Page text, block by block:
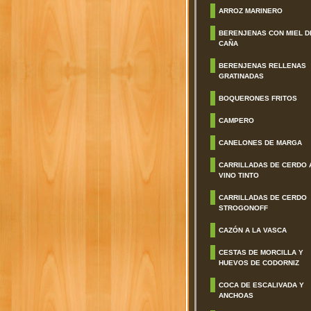
ARROZ MARINERO
BERENJENAS CON MIEL
CAÑA
BERENJENAS RELLENAS
GRATINADAS
BOQUERONES FRITOS
CAMPERO
CANELONES DE MARGA
CARRILLADAS DE CERDO
VINO TINTO
CARRILLADAS DE CERDO
STROGONOFF
CAZÓN A LA VASCA
CESTAS DE MORCILLA Y
HUEVOS DE CODORNIZ
COCA DE ESCALIVADA Y
ANCHOAS